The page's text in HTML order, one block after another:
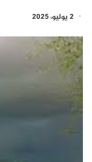
2 يوليو، 2025